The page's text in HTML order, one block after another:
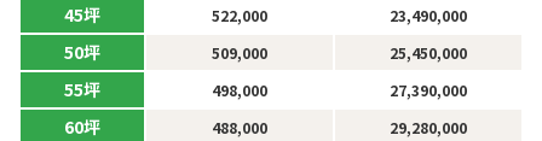
45坪 522,000 23,490,000
50坪 509,000 25,450,000
55坪 498,000 27,390,000
60坪 488,000 29,280,000